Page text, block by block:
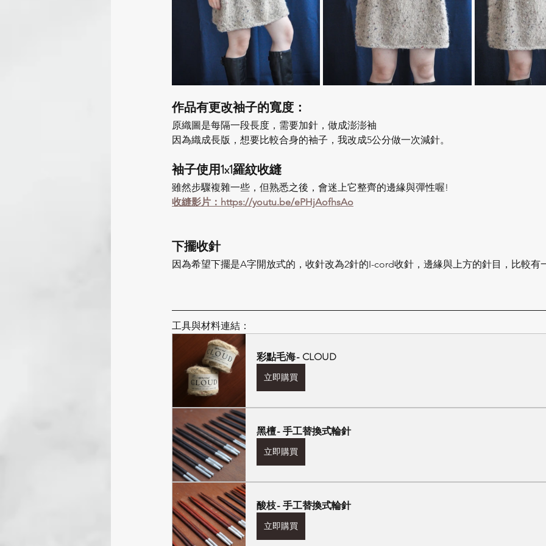
作品有更改袖子的寬度：
原織圖是每隔一段長度，需要加針，做成澎澎袖
因為織成長版，想要比較合身的袖子，我改成5公分做一次減針。
袖子使用1x1羅紋收縫
雖然步驟複雜一些，但熟悉之後，會迷上它整齊的邊緣與彈性喔!
收縫影片：https://youtu.be/ePHjAofhsAo
下擺收針
因為希望下擺是A字開放式的，收針改為2針的I-cord收針，邊緣與上方的針目，比較有
工具與材料連結：
彩點毛海- CLOUD
立即購買
黑檀- 手工替換式輪針
立即購買
酸枝- 手工替換式輪針
立即購買